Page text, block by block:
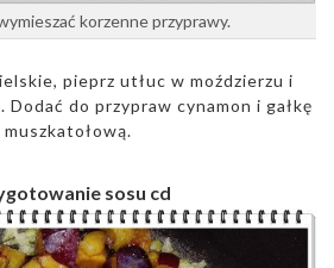
korzenne przyprawy.
pieprz utłuc w moździerzu i
Dodać do przypraw cynamon i gałkę
muszkatołową.
sosu cd